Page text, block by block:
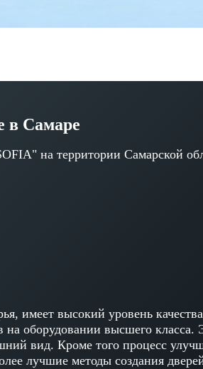
в Самаре
на территории Самарской
имеет высокий уровень
оборудовании высшего
вид. Кроме того процесс
лучшие методы создания